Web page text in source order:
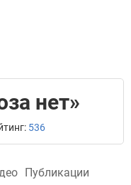
нет»
536
Публикации